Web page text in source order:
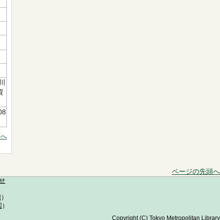
ページの先頭へ
）
）
Copyright (C) Tokyo Metropolitan Library